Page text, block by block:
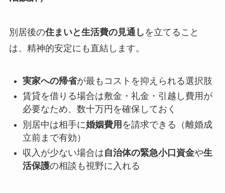
別居後の住まいと生活費の見通し を立てること
は、精神的安定にも直結します。
実家への帰省が最もコストを抑えられる選択肢
賃貸を借りる場合は敷金・礼金・引越し費用が
必要なため、数十万円を確保しておく
別居中は相手に婚姻費用 を請求できる（離婚成
立前まで有効）
収入が少ない場合は自治体の緊急小口資金や生
活保護の相談も視野に入れる